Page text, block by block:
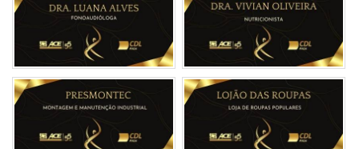
25 SET
ESCOLA DE MÚSICA DA FUNDAÇÃO DIRCE
FIGUEIREDO CHEGA A ARCO...
Arcos vai ganhar um presente inesquecível. Sua própria
orquestra e cursos gratuitos de música para crianças e
adolescentes. A inauguração da Escola de Música ...
22 SET